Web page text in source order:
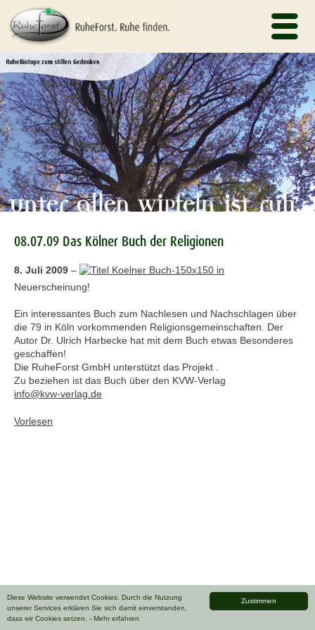
Zustimmen
Diese Website verwendet Cookies. Durch die Nutzung
unserer Services erklären Sie sich damit einverstanden,
dass wir Cookies setzen. - Mehr erfahren
08.07.09 Das Kölner Buch der Religionen
8. Juli 2009 –
Neuerscheinung!
Ein interessantes Buch zum Nachlesen und Nachschlagen über
die 79 in Köln vorkommenden Religionsgemeinschaften. Der
Autor Dr. Ulrich Harbecke hat mit dem Buch etwas Besonderes
geschaffen!
Die RuheForst GmbH unterstützt das Projekt .
Zu beziehen ist das Buch über den KVW-Verlag
info@kvw-verlag.de
Vorlesen